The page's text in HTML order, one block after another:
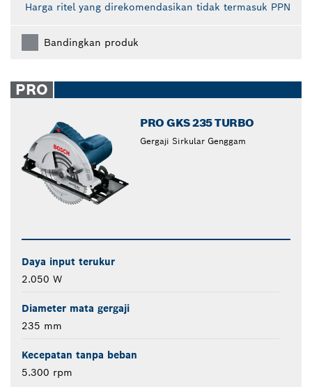
Harga ritel yang direkomendasikan tidak termasuk PPN
Bandingkan produk
PRO
PRO GKS 235 TURBO
Gergaji Sirkular Genggam
Daya input terukur
2.050 W
Diameter mata gergaji
235 mm
Kecepatan tanpa beban
5.300 rpm